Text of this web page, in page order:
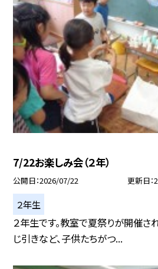
7/22お楽しみ会（２年）
公開日 2026/07/22 更新日
２年生
２年生です。教室で夏祭りが開催さ
じ引きなど、子供たちがつ...